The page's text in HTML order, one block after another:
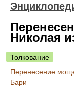
Николая
Толкование
Перенесение
Бари